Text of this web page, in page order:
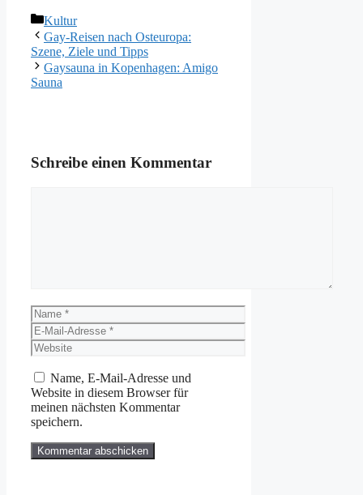
Kategorien
Kultur
Gay-Reisen nach Osteuropa:
Szene, Ziele und Tipps
Gaysauna in Kopenhagen: Amigo
Sauna
Schreibe einen Kommentar
Name
E-
Mail-
Adresse
Website
Name, E-Mail-Adresse und
Website in diesem Browser für
meinen nächsten Kommentar
speichern.